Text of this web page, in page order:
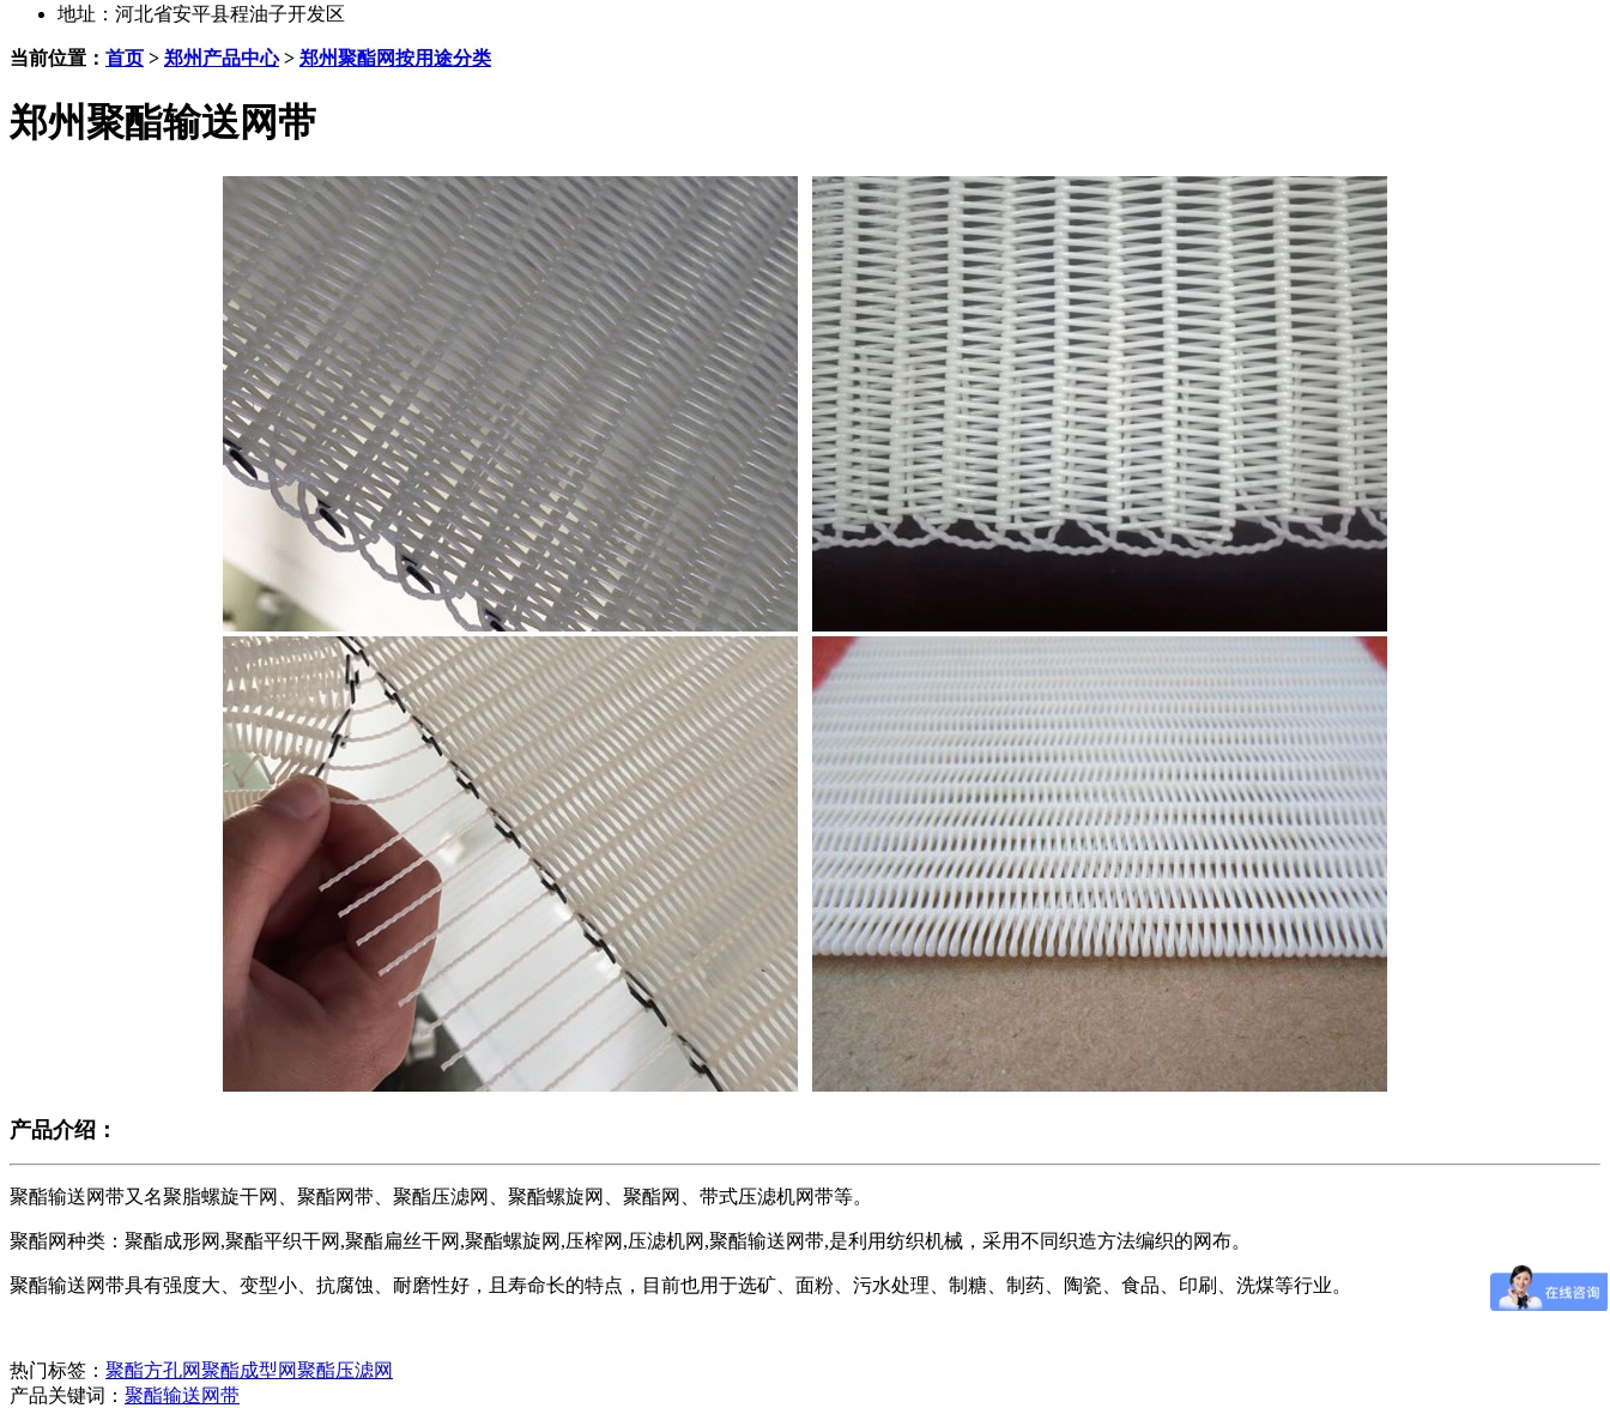
地址：河北省安平县程油子开发区
当前位置： 首页 > 郑州产品中心> 郑州聚酯网按用途分类
郑州聚酯输送网带
产品介绍：
聚酯输送网带又名聚脂螺旋干网、聚酯网带、聚酯压滤网、聚酯螺旋网、聚酯网、带式压滤机网带等。
聚酯网种类：聚酯成形网,聚酯平织干网,聚酯扁丝干网,聚酯螺旋网,压榨网,压滤机网,聚酯输送网带,是利用纺织机械，采用不同织造方法编织的网布。
聚酯输送网带具有强度大、变型小、抗腐蚀、耐磨性好，且寿命长的特点，目前也用于选矿、面粉、污水处理、制糖、制药、陶瓷、食品、印刷、洗煤等行业。
热门标签： 聚酯方孔网聚酯成型网聚酯压滤网
产品关键词： 聚酯输送网带